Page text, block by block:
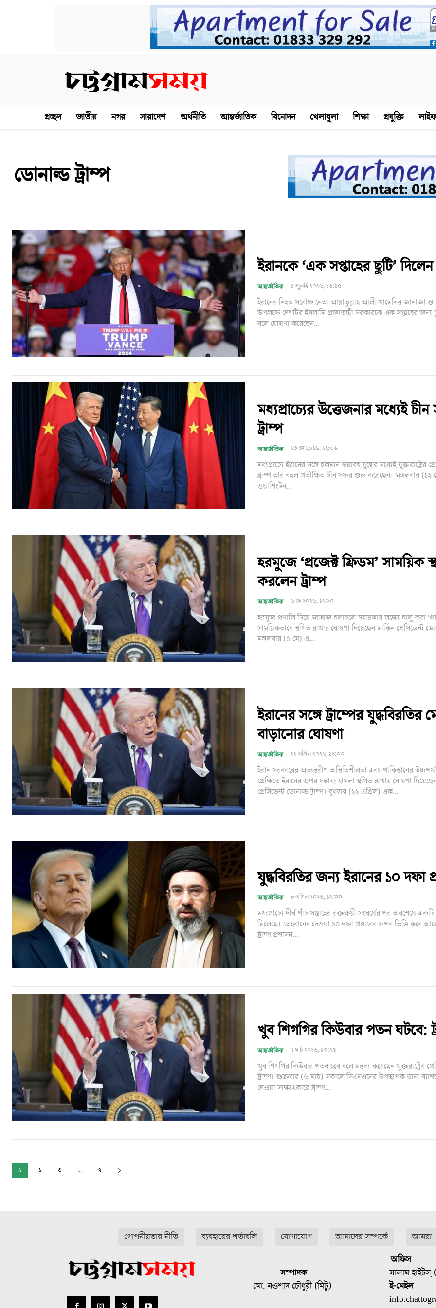
প্রচ্ছদ জাতীয় নগর সারাদেশ অর্থনীতি আন্তর্জাতিক বিনোদন খেলাধূলা শিক্ষা প্রযুক্তি
ডোনাল্ড ট্রাম্প
ইরানকে ‘এক সপ্তাহের ছুটি’ দিলেন
আন্তর্জাতিক ৪ জুলাই ২০২৬, ১৬:১৫
ইরানের নিহত সর্বোচ্চ নেতা আয়াতুল্লাহ আলী খামেনির জানাজা
উপলক্ষে দেশটির ইসলামি প্রজাতন্ত্রী সরকারকে এক সপ্তাহের জন্য
বলে ঘোষণা করেছেন...
মধ্যপ্রাচ্যের উত্তেজনার মধ্যেই
ট্রাম্প
আন্তর্জাতিক ১৩ মে ২০২৬, ১২:০৬
মধ্যপ্রাচ্যে ইরানের সঙ্গে চলমান ভয়াবহ যুদ্ধের মধ্যেই যুক্তরাষ্ট্রের
ট্রাম্প তার বহুল প্রতীক্ষিত চীন সফর শুরু করেছেন। মঙ্গলবার (১২
ওয়াশিংটন...
হরমুজে ‘প্রজেক্ট ফ্রিডম’ সাময়িক
করলেন ট্রাম্প
আন্তর্জাতিক ৬ মে ২০২৬, ১২:২০
হরমুজ প্রণালি দিয়ে জাহাজ চলাচলে সহায়তার লক্ষ্যে চালু করা
সাময়িকভাবে স্থগিত রাখার ঘোষণা দিয়েছেন মার্কিন প্রেসিডেন্ট
মঙ্গলবার (৫ মে) এ...
ইরানের সঙ্গে ট্রাম্পের যুদ্ধবিরতির
বাড়ানোর ঘোষণা
আন্তর্জাতিক ২২ এপ্রিল ২০২৬, ১২:০৩
ইরান সরকারের অভ্যন্তরীণ অস্থিতিশীলতা এবং পাকিস্তানের
প্রেক্ষিতে ইরানের ওপর সম্ভাব্য হামলা স্থগিত রাখার ঘোষণা
প্রেসিডেন্ট ডোনাল্ড ট্রাম্প। বুধবার (২২ এপ্রিল) এক...
যুদ্ধবিরতির জন্য ইরানের ১০ দফা
আন্তর্জাতিক ৮ এপ্রিল ২০২৬, ১২:৩৩
মধ্যপ্রাচ্যে দীর্ঘ পাঁচ সপ্তাহের রক্তক্ষয়ী সংঘর্ষের পর অবশেষে একটি
মিলেছে। তেহরানের দেওয়া ১০ দফা প্রস্তাবের ওপর ভিত্তি করে
ট্রাম্প প্রশাসন...
খুব শিগগির কিউবার পতন ঘটবে:
আন্তর্জাতিক ৭ মার্চ ২০২৬, ১৩:২৫
খুব শিগগির কিউবার পতন হবে বলে মন্তব্য করেছেন যুক্তরাষ্ট্রের
ট্রাম্প। শুক্রবার (৬ মার্চ) সকালে সিএনএনের উপস্থাপক ডানা
দেওয়া সাক্ষাৎকারে ট্রাম্প...
১ ২ ৩ ... ৭
গোপনীয়তার নীতি ব্যবহারের শর্তাবলি যোগাযোগ আমাদের সম্পর্কে আমরা
সম্পাদক
মো. নওশাদ চৌধুরী (মিটু)
অফিস
সালাম হাইটস্
ই-মেইল